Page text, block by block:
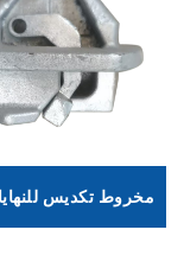
مخروط تكديس